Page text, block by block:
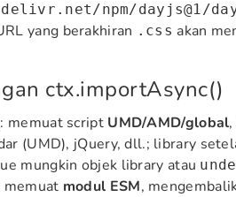
npm/dayjs@1/
yang berakhiran .css akan
ctx.importAsync()
: memuat script UMD/AMD/global
(UMD), jQuery, dll.; library
mungkin objek library atau
memuat modul ESM,